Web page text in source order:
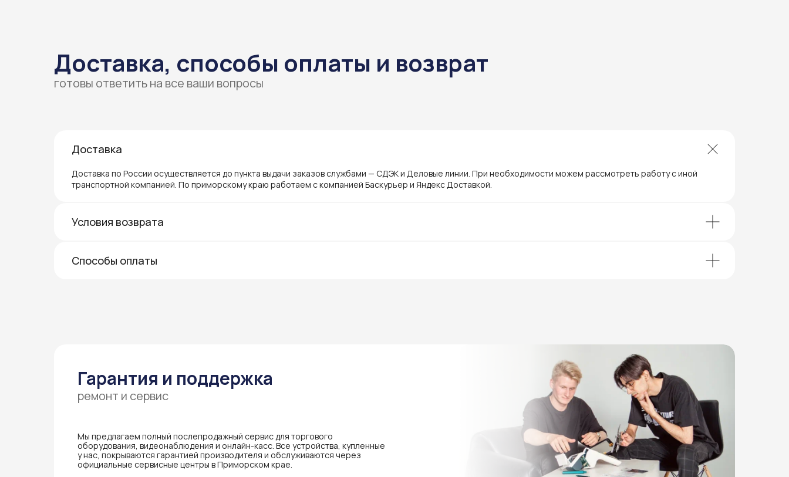
Доставка, способы оплаты и возврат
готовы ответить на все ваши вопросы
Доставка
Доставка по России осуществляется до пункта выдачи заказов службами — СДЭК и Деловые линии. При необходимости можем рассмотреть работу с иной
транспортной компанией. По приморскому краю работаем с компанией Баскурьер и Яндекс Доставкой.
Условия возврата
Способы оплаты
Гарантия и поддержка
Мы предлагаем полный послепродажный сервис для торгового
оборудования, видеонаблюдения и онлайн-касс. Все устройства, купленные
у нас, покрываются гарантией производителя и обслуживаются через
официальные сервисные центры в Приморском крае.
ремонт и сервис